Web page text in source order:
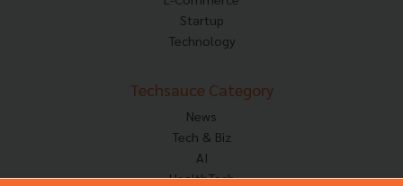
Startup
Technology
Techsauce Category
News
Tech & Biz
AI
HealthTech